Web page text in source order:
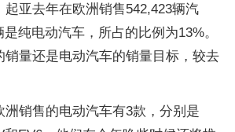
起亚去年在欧洲销售542,423辆汽
纯电动汽车，所占的比例为13%。
销量还是电动汽车的销量目标，较去
洲销售的电动汽车有3款，分别是